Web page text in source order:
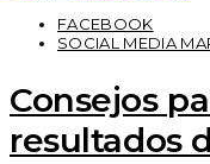
FACEBOOK
SOCIAL MEDIA
Consejos
resultados